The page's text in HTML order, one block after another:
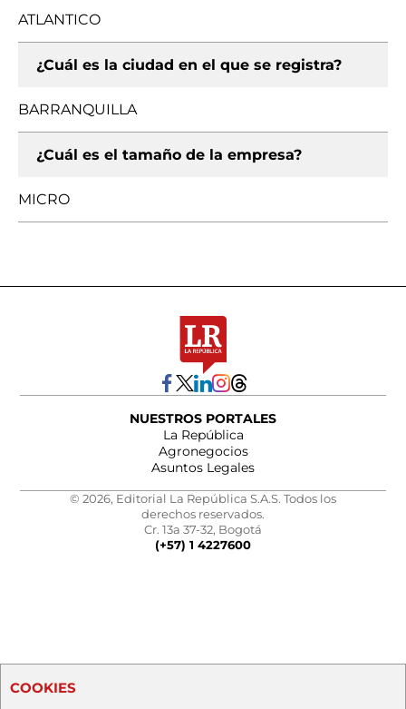
ATLANTICO
¿Cuál es la ciudad en el que se registra?
BARRANQUILLA
¿Cuál es el tamaño de la empresa?
MICRO
NUESTROS PORTALES
La República
Agronegocios
Asuntos Legales
© 2026, Editorial La República S.A.S. Todos los
derechos reservados.
Cr. 13a 37-32, Bogotá
(+57) 1 4227600
COOKIES